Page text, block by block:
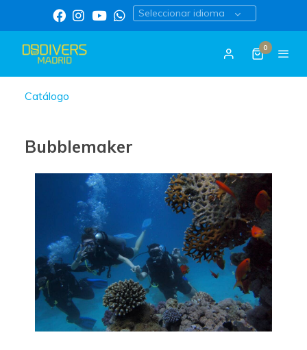
Seleccionar idioma
0
Catálogo
Bubblemaker